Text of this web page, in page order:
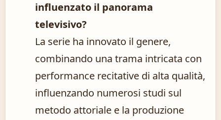
influenzato il panorama
televisivo?
La serie ha innovato il genere,
combinando una trama intricata con
performance recitative di alta qualità,
influenzando numerosi studi sul
metodo attoriale e la produzione